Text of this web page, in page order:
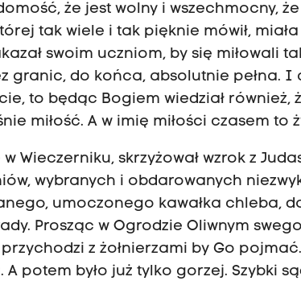
że jest wolny i wszechmocny,
tak wiele i tak pięknie mówił,
swoim uczniom, by się miłowali
granic, do końca, absolutnie pełna. I
to będąc Bogiem wiedział również,
miłość. A w imię miłości czasem to
Wieczerniku, skrzyżował wzrok z
wybranych i obdarowanych
umoczonego kawałka chleba,
Prosząc w Ogrodzie Oliwnym
z żołnierzami by Go
A potem było już tylko gorzej. Szybki